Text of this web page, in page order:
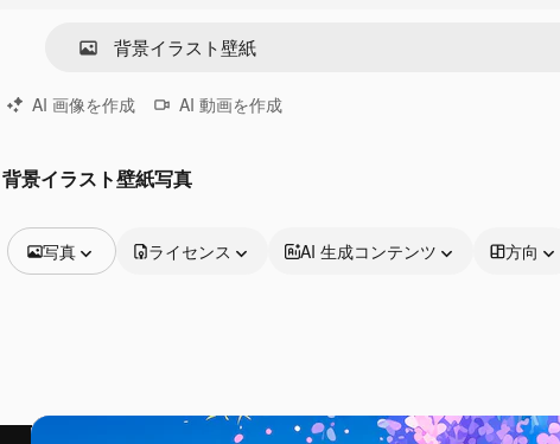
AI 画像を作成 AI 動画を作成
背景イラスト壁紙写真
写真
動画
ライセンス AI 生成コンテンツ 方向